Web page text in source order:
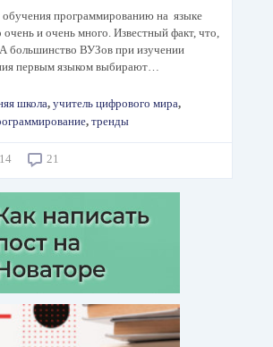
обучения программированию на языке
и очень много. Известный факт, что,
большинство ВУЗов при изучении
первым языком выбирают…
школа, учитель цифрового мира,
, тренды
14 21